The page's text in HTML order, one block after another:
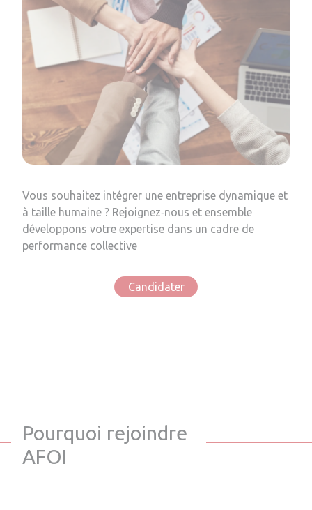
Vous souhaitez intégrer une entreprise dynamique et
à taille humaine ? Rejoignez‑nous et ensemble
développons votre expertise dans un cadre de
performance collective
Candidater
Pourquoi rejoindre
AFOI